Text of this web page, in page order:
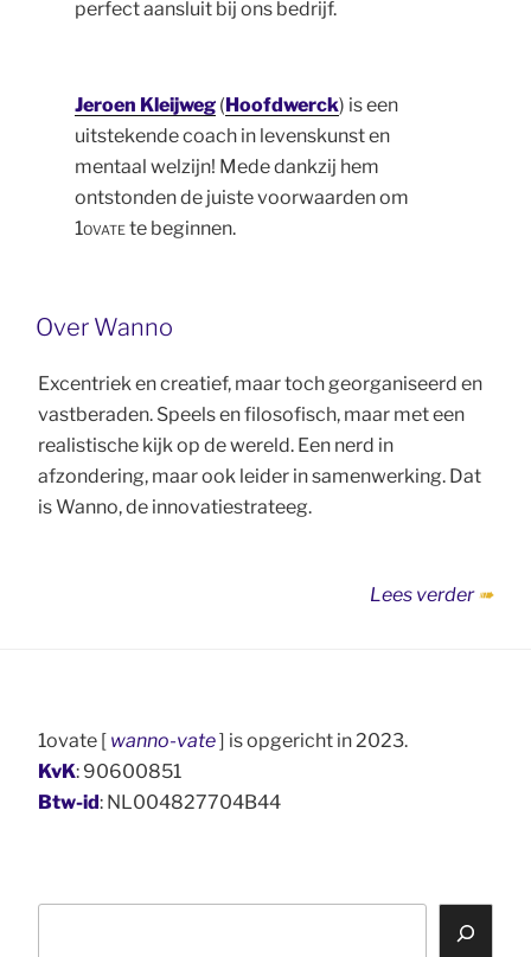
perfect aansluit bij ons bedrijf.
Jeroen Kleijweg(Hoofdwerck) is een
uitstekende coach in levenskunst en
mentaal welzijn! Mede dankzij hem
ontstonden de juiste voorwaarden om
1ovatete beginnen.
Over Wanno
Excentriek en creatief, maar toch georganiseerd en
vastberaden. Speels en filosofisch, maar met een
realistische kijk op de wereld. Een nerd in
afzondering, maar ook leider in samenwerking. Dat
is Wanno, de innovatiestrateeg.
Lees verder“Over
1ovate [ wanno-vate] is opgericht in 2023.
KvK: 90600851
Btw-id: NL004827704B44